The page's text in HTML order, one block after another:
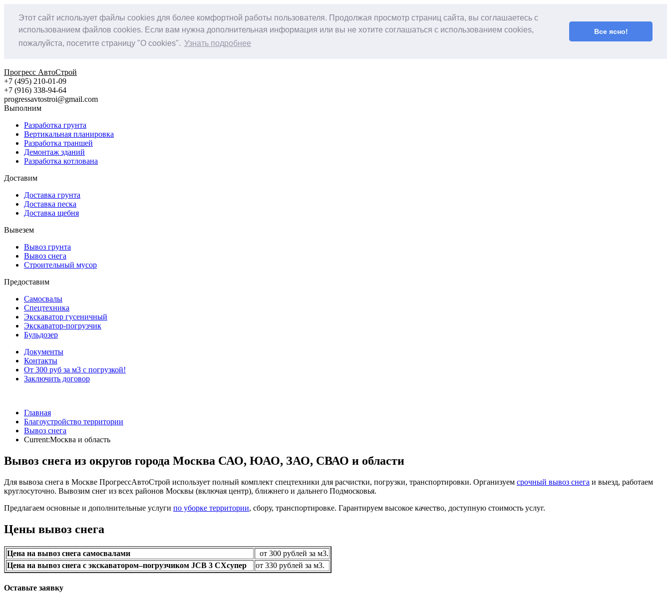
Этот сайт использует файлы cookies для более комфортной работы пользователя. Продолжая просмотр страниц сайта, вы соглашаетесь с
использованием файлов cookies. Если вам нужна дополнительная информация или вы не хотите соглашаться с использованием cookies,
пожалуйста, посетите страницу "О cookies". Узнать подробнее
Все ясно!
Прогресс АвтоСтрой
+7 (495) 210-01-09
+‎7 (916) 338-94-64
progressavtostroi@gmail.com
Выполним
Разработка грунта
Вертикальная планировка
Разработка траншей
Демонтаж зданий
Разработка котлована
Доставим
Доставка грунта
Доставка песка
Доставка щебня
Вывезем
Вывоз грунта
Вывоз снега
Строительный мусор
Предоставим
Самосвалы
Спецтехника
Экскаватор гусеничный
Экскаватор-погрузчик
Бульдозер
Документы
Контакты
От 300 руб за м3 с погрузкой!
Заключить договор
Главная
Благоустройство территории
Вывоз снега
Current:Москва и область
Вывоз снега из округов города Москва САО, ЮАО, ЗАО, СВАО и области
Для вывоза снега в Москве ПрогрессАвтоСтрой использует полный комплект спецтехники для расчистки, погрузки, транспортировки. Организуем срочный вывоз снега и выезд, работаем
круглосуточно. Вывозим снег из всех районов Москвы (включая центр), ближнего и дальнего Подмосковья.
Предлагаем основные и дополнительные услуги по уборке территории, сбору, транспортировке. Гарантируем высокое качество, доступную стоимость услуг.
Цены вывоз снега
Цена на вывоз снега самосвалами
от 300 рублей за м3.
Цена на вывоз снега с экскаватором–погрузчиком JCB 3 CXсупер
от 330 рублей за м3.
Оставьте заявку